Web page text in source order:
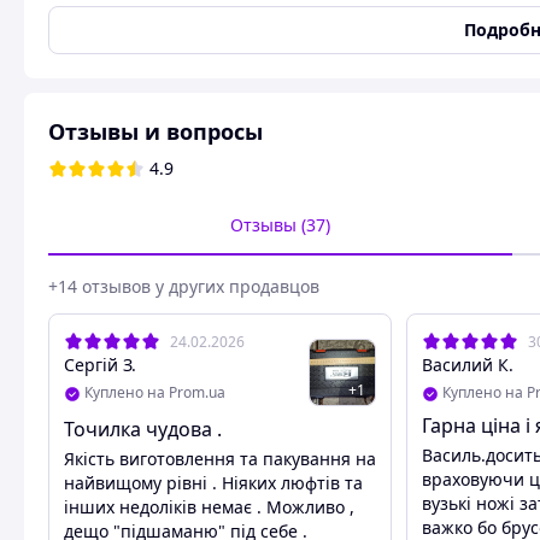
Набор для заточки ножей
поворотным
Точилка ruixin Для профессиональной,
опасных бритв, ножниц пил,
Это профессиональный инструмент для затачивания
широким диапазоном размеров и форм клинков,
лезвий, включая серрейторные (зубчатые). Простота в
облегчает задачу заточки ваших ножей, ножниц. Камни
загрязнений, их можно быстро заметить буквально
металл с ножа, не допуская их перегревания, и точно
Все механизмы и узлы точилки выполнены из метала
результатом проделанной работы после каждой заточки
Отзывы и вопросы
4.9
Отзывы (37)
+14 отзывов у других продавцов
24.02.2026
Сергій З.
Куплено на Prom.ua +1
Точилка чудова .
Якість виготовлення та пакування на
найвищому рівні . Ніяких люфтів та
інших недоліків немає . Можливо ,
дещо "підшаманю" під себе .
Василий К.
Куплено на
Гарна ціна і
враховуючи
вузькі ножі
важко бо